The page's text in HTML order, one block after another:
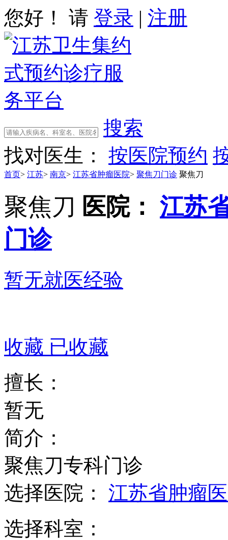
您好！ 请 登录 | 注册
搜索
找对医生：
按医院预约
首页> 江苏> 南京> 江苏省肿瘤医院> 聚焦刀门诊 聚焦刀
聚焦刀 医院： 江苏
门诊
暂无就医经验
收藏 已收藏
擅长：
暂无
简介：
聚焦刀专科门诊
选择医院： 江苏省肿瘤
选择科室：